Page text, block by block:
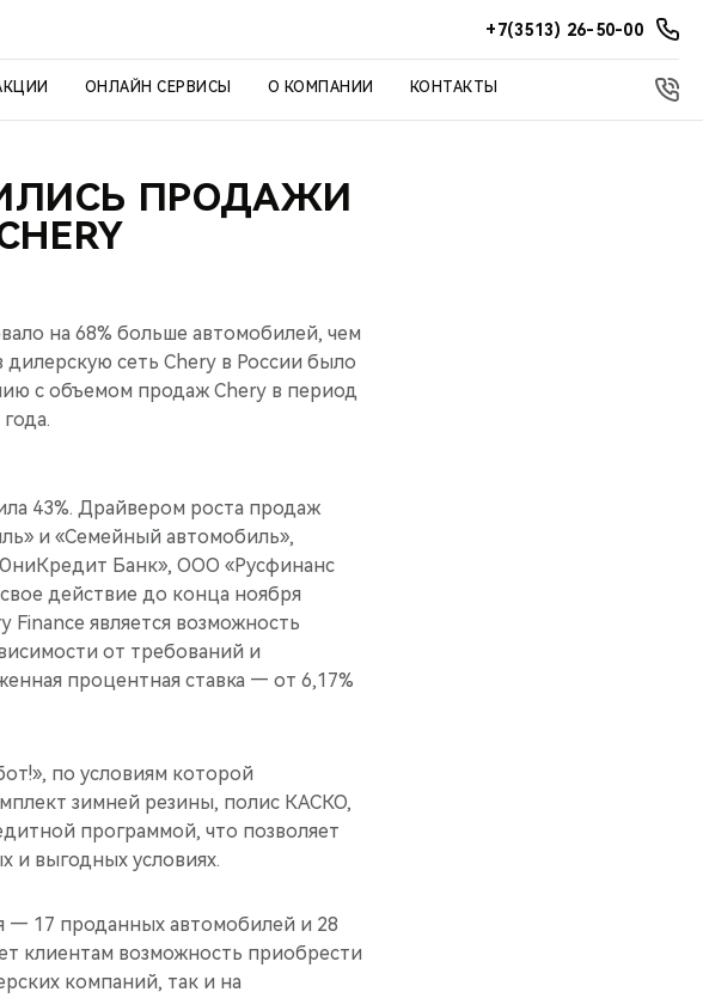
+7(3513) 26-50-00
ОНЛАЙН СЕРВИСЫ О КОМПАНИИ КОНТАКТЫ
ПРОДАЖИ
на 68% больше автомобилей, чем
дилерскую сеть Chery в России было
с объемом продаж Chery в период
43%. Драйвером роста продаж
и «Семейный автомобиль»,
Банк», ООО «Русфинанс
действие до конца ноября
является возможность
от требований и
процентная ставка — от 6,17%
по условиям которой
зимней резины, полис КАСКО,
программой, что позволяет
и выгодных условиях.
— 17 проданных автомобилей и 28
возможность приобрести
компаний, так и на